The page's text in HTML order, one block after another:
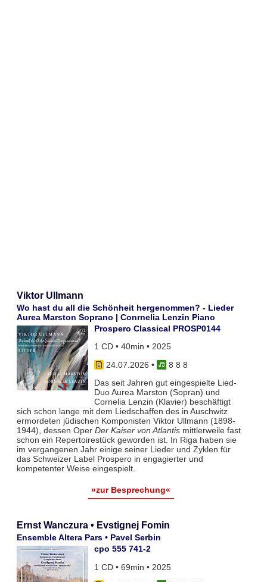
Viktor Ullmann
Wo hast du all die Schönheit hergenommen? - Lieder
Aurea Marston Soprano | Conrnelia Lenzin Piano
Prospero Classical PROSP0144
1 CD • 40min • 2025
24.07.2026 •
8 8 8
Das seit Jahren gut eingespielte Lied-
Duo Aurea Marston (Sopran) und
Cornelia Lenzin (Klavier) beschäftigt
sich schon lange mit dem Liedschaffen des in Auschwitz
ermordeten jüdischen Komponisten Viktor Ullmann (1898-
1944), dessen Oper Der Kaiser von Atlantismittlerweile fast
schon ein Repertoirestück geworden ist. In Riga haben sie
im vergangenen Jahr einige seiner Lieder und Zyklen für
das Schweizer Label Prospero in engagierter und
kompetenter Weise eingespielt.
»zur Besprechung«
Ernst Wanczura • Evstignej Fomin
Ensemble Altera Pars • Pavel Serbin
cpo 555 741-2
1 CD • 69min • 2025